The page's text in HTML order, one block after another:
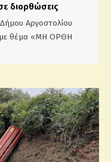
διορθώσεις
Αργοστολίου
με θέμα «ΜΗ ΟΡΘΗ